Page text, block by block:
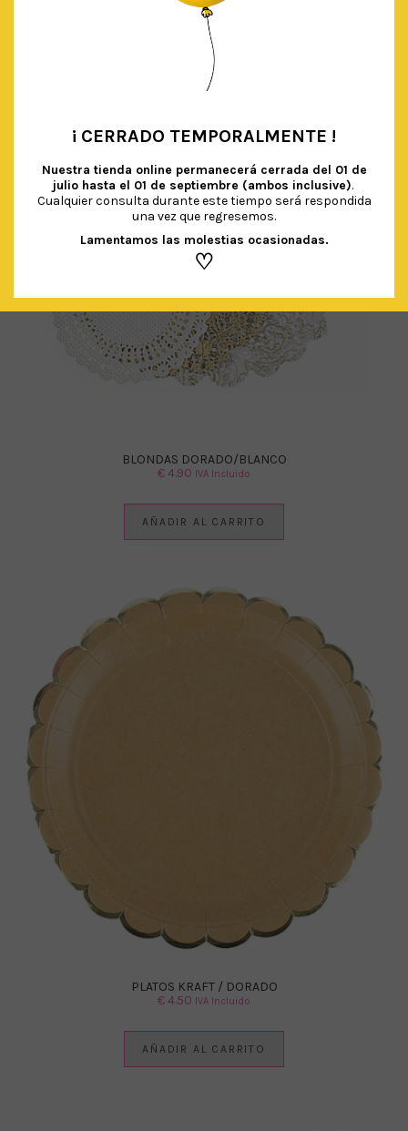
BLONDAS DORADO/BLANCO
€4.90 IVA Incluido
AÑADIR AL CARRITO
PLATOS KRAFT / DORADO
€4.50 IVA Incluido
AÑADIR AL CARRITO
¡ CERRADO TEMPORALMENTE !
Nuestra tienda online permanecerá cerrada del 01 de
julio hasta el 01 de septiembre (ambos inclusive).
Cualquier consulta durante este tiempo será respondida
una vez que regresemos.
Lamentamos las molestias ocasionadas.
♡